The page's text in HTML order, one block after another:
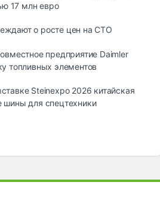
17 млн евро
о росте цен на СТО
предприятие Daimler
топливных элементов
Steinexpo 2026 китайская
шины для спецтехники